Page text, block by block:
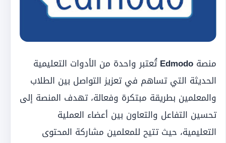
منصة Edmodoتُعتبر واحدة من الأدوات التعليمية
الحديثة التي تساهم في تعزيز التواصل بين الطلاب
والمعلمين بطريقة مبتكرة وفعالة، تهدف المنصة إلى
تحسين التفاعل والتعاون بين أعضاء العملية
التعليمية، حيث تتيح للمعلمين مشاركة المحتوى